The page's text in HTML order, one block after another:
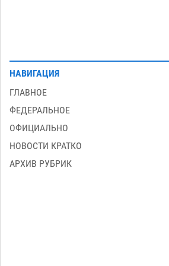
НАВИГАЦИЯ
ГЛАВНОЕ
ФЕДЕРАЛЬНОЕ
ОФИЦИАЛЬНО
НОВОСТИ КРАТКО
АРХИВ РУБРИК